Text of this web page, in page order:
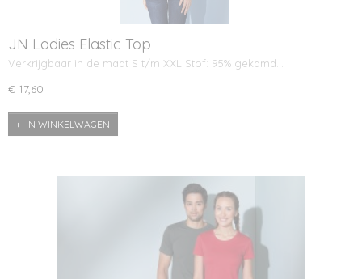
JN Ladies Elastic Top
Verkrijgbaar in de maat S t/m XXL Stof: 95% gekamd…
€ 17,60
IN WINKELWAGEN